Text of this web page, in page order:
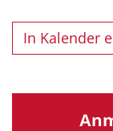
In Kalender